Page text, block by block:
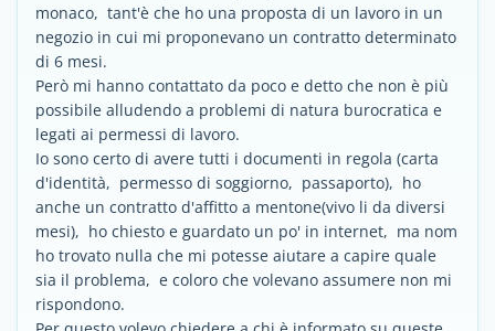
monaco, tant'è che ho una proposta di un lavoro in un
negozio in cui mi proponevano un contratto determinato
di 6 mesi.
Però mi hanno contattato da poco e detto che non è più
possibile alludendo a problemi di natura burocratica e
legati ai permessi di lavoro.
Io sono certo di avere tutti i documenti in regola (carta
d'identità, permesso di soggiorno, passaporto), ho
anche un contratto d'affitto a mentone(vivo li da diversi
mesi), ho chiesto e guardato un po' in internet, ma nom
ho trovato nulla che mi potesse aiutare a capire quale
sia il problema, e coloro che volevano assumere non mi
rispondono.